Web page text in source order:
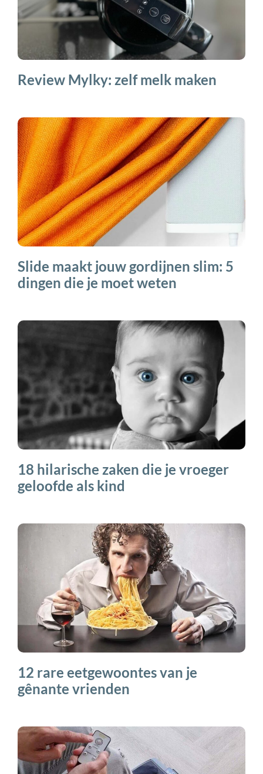
Review Mylky: zelf melk maken
Slide maakt jouw gordijnen slim: 5
dingen die je moet weten
18 hilarische zaken die je vroeger
geloofde als kind
12 rare eetgewoontes van je
gênante vrienden